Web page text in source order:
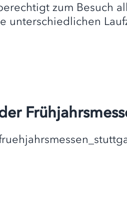
zum Besuch
unterschiedlichen